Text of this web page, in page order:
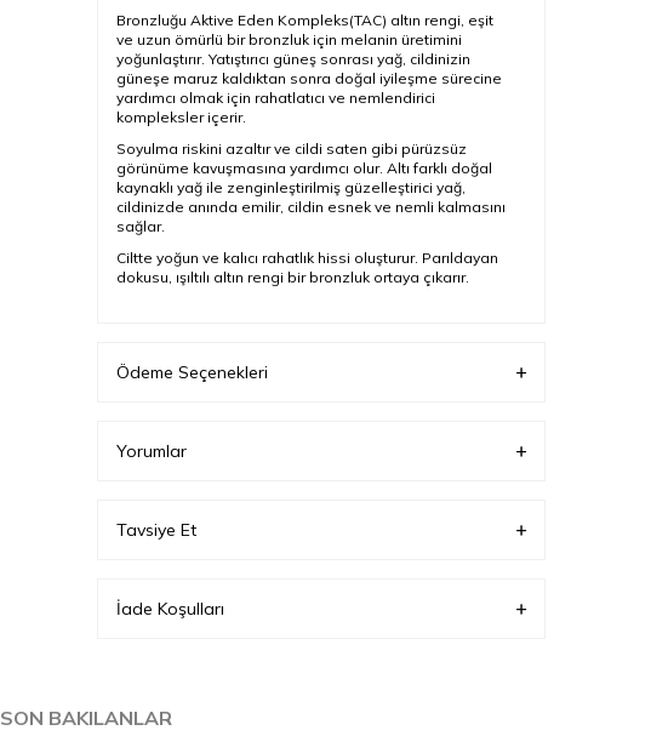
Bronzluğu Aktive Eden Kompleks(TAC) altın rengi, eşit
ve uzun ömürlü bir bronzluk için melanin üretimini
yoğunlaştırır. Yatıştırıcı güneş sonrası yağ, cildinizin
güneşe maruz kaldıktan sonra doğal iyileşme sürecine
yardımcı olmak için rahatlatıcı ve nemlendirici
kompleksler içerir.
Soyulma riskini azaltır ve cildi saten gibi pürüzsüz
görünüme kavuşmasına yardımcı olur. Altı farklı doğal
kaynaklı yağ ile zenginleştirilmiş güzelleştirici yağ,
cildinizde anında emilir, cildin esnek ve nemli kalmasını
sağlar.
Ciltte yoğun ve kalıcı rahatlık hissi oluşturur. Parıldayan
dokusu, ışıltılı altın rengi bir bronzluk ortaya çıkarır.
Ödeme Seçenekleri
Yorumlar
Tavsiye Et
İade Koşulları
SON BAKILANLAR